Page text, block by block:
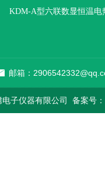
KDM-A型六联数显恒温电
邮箱：
子仪器有限公司 备案号